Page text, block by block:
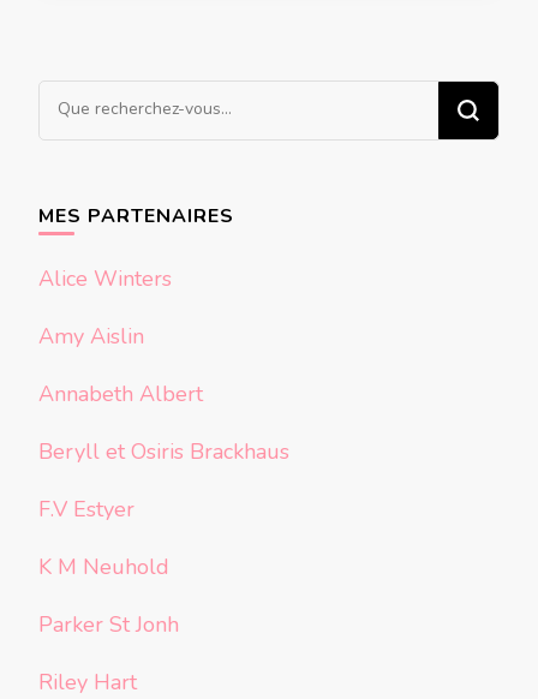
Vous
recherchiez
MES PARTENAIRES
Alice Winters
Amy Aislin
Annabeth Albert
Beryll et Osiris Brackhaus
F.V Estyer
K M Neuhold
Parker St Jonh
Riley Hart